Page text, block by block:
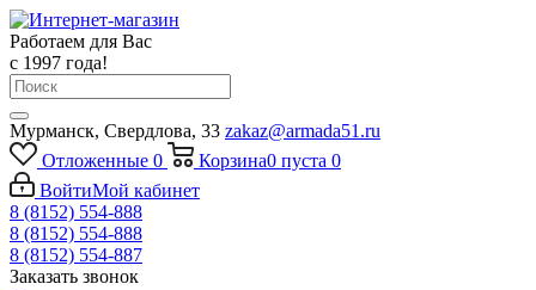
Работаем для Вас
с 1997 года!
Мурманск, Свердлова, 33 zakaz@armada51.ru
Отложенные 0 Корзина0 пуста 0
ВойтиМой кабинет
8 (8152) 554-888
8 (8152) 554-888
8 (8152) 554-887
Заказать звонок